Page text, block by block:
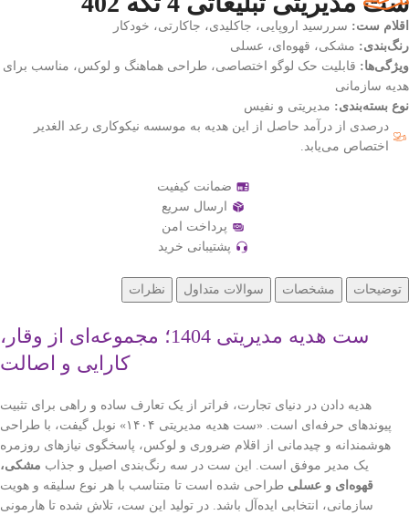
اقلام ست: سررسید اروپایی، جاکلیدی، جاکارتی، خودکار
رنگ‌بندی: مشکی، قهوه‌ای، عسلی
ویژگی‌ها: قابلیت حک لوگو اختصاصی، طراحی هماهنگ و لوکس، مناسب برای
هدیه سازمانی
نوع بسته‌بندی: مدیریتی و نفیس
درصدی از درآمد حاصل از این هدیه به موسسه نیکوکاری رعد الغدیر
اختصاص می‌یابد.
ضمانت کیفیت
ارسال سریع
پرداخت امن
پشتیبانی خرید
توضیحات مشخصات سوالات متداول نظرات
ست هدیه مدیریتی 1404؛ مجموعه‌ای از وقار،
کارایی و اصالت
هدیه دادن در دنیای تجارت، فراتر از یک تعارف ساده و راهی برای تثبیت
پیوندهای حرفه‌ای است. «ست هدیه مدیریتی ۱۴۰۴» نوبل گیفت، با طراحی
هوشمندانه و چیدمانی از اقلام ضروری و لوکس، پاسخگوی نیازهای روزمره
یک مدیر موفق است. این ست در سه رنگ‌بندی اصیل و جذاب مشکی،
قهوه‌ای و عسلی طراحی شده است تا متناسب با هر نوع سلیقه و هویت
سازمانی، انتخابی ایده‌آل باشد. در تولید این ست، تلاش شده تا هارمونی